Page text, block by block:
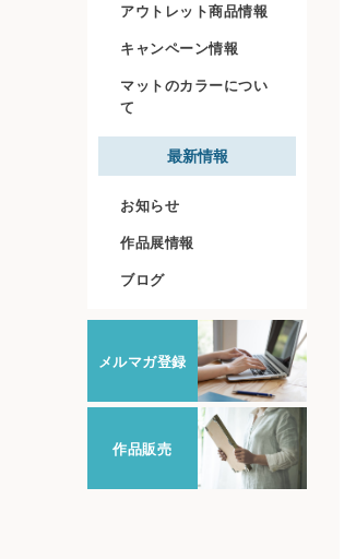
アウトレット商品情報
キャンペーン情報
マットのカラーについ
て
最新情報
お知らせ
作品展情報
ブログ
メルマガ登録
作品販売